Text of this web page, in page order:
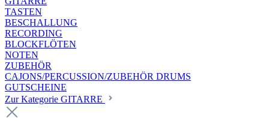
TASTEN
BESCHALLUNG
RECORDING
BLOCKFLÖTEN
NOTEN
ZUBEHÖR
CAJONS/PERCUSSION/ZUBEHÖR DRUMS
GUTSCHEINE
Zur Kategorie GITARRE